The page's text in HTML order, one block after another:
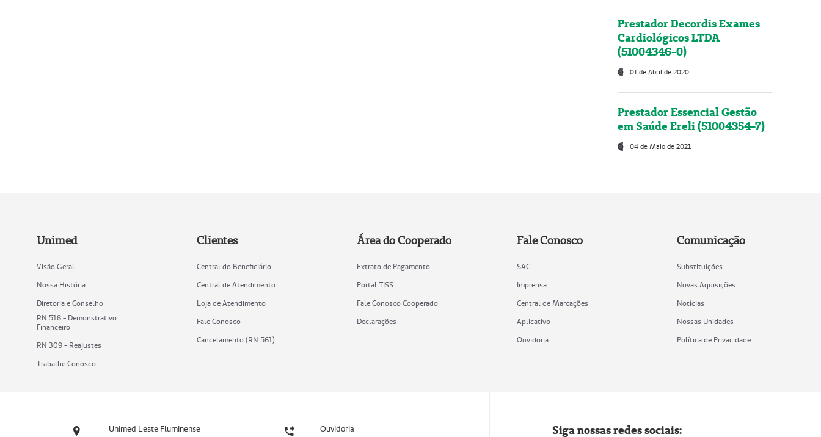
Prestador Decordis Exames
Cardiológicos LTDA
(51004346-0)
01 de Abril de 2020
Prestador Essencial Gestão
em Saúde Ereli (51004354-7)
04 de Maio de 2021
Unimed
Visão Geral
Nossa História
Diretoria e Conselho
RN 518 - Demonstrativo
Financeiro
RN 309 - Reajustes
Trabalhe Conosco
Clientes
Central do Beneficiário
Central de Atendimento
Loja de Atendimento
Fale Conosco
Cancelamento (RN 561)
Área do Cooperado
Extrato de Pagamento
Portal TISS
Fale Conosco Cooperado
Declarações
Fale Conosco
SAC
Imprensa
Central de Marcações
Aplicativo
Ouvidoria
Comunicação
Substituições
Novas Aquisições
Notícias
Nossas Unidades
Política de Privacidade
Unimed Leste Fluminense Ouvidoria Siga nossas redes sociais: